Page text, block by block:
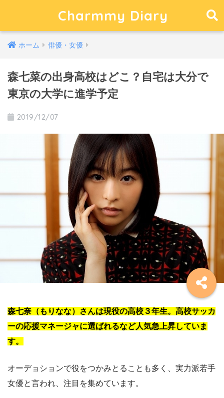
Charmmy Diary
ホーム 俳優・女優
森七菜の出身高校はどこ？自宅は大分で
東京の大学に進学予定
2019/12/07
森七奈（もりなな）さんは現役の高校３年生。高校サッカ
ーの応援マネージャに選ばれるなど人気急上昇していま
す。
オーデョションで役をつかみとることも多く、実力派若手
女優と言われ、注目を集めています。